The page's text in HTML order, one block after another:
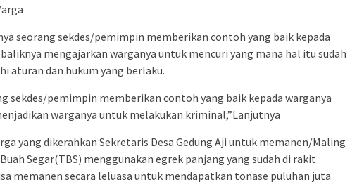
seorang sekdes/pemimpin memberikan contoh yang baik kepada
mengajarkan warganya untuk mencuri yang mana hal itu sudah
aturan dan hukum yang berlaku.
sekdes/pemimpin memberikan contoh yang baik kepada warganya
warganya untuk melakukan kriminal,”Lanjutnya
yang dikerahkan Sekretaris Desa Gedung Aji untuk memanen/Maling
Segar(TBS) menggunakan egrek panjang yang sudah di rakit
memanen secara leluasa untuk mendapatkan tonase puluhan juta